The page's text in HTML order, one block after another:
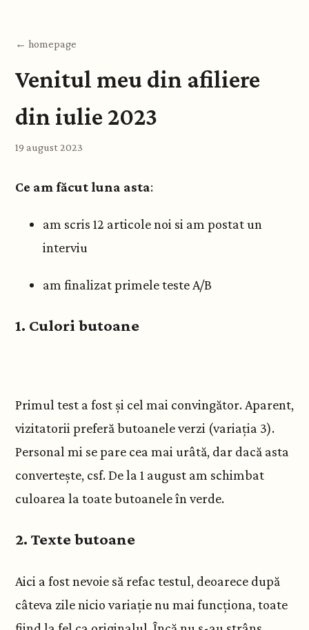
← homepage
Venitul meu din afiliere
din iulie 2023
19 august 2023
Ce am făcut luna asta:
am scris 12 articole noi si am postat un
interviu
am finalizat primele teste A/B
1. Culori butoane
Primul test a fost și cel mai convingător. Aparent,
vizitatorii preferă butoanele verzi (variația 3).
Personal mi se pare cea mai urâtă, dar dacă asta
convertește, csf. De la 1 august am schimbat
culoarea la toate butoanele în verde.
2. Texte butoane
Aici a fost nevoie să refac testul, deoarece după
câteva zile nicio variație nu mai funcționa, toate